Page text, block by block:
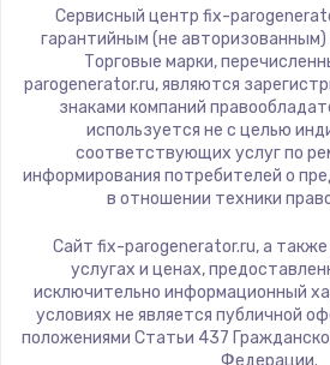
Заказать
Замена
300 руб.
Заказать
Замена
550 руб.
Заказать
Замена звуковой
Сервисный центр fix-
гарантийным (не
Торговые марки,
parogenerator.ru, являются
знаками компаний
используется не с целью
соответствующих услуг по
информирования потребителей о
в отношении техники
Сайт fix-parogenerator.ru, а
услугах и ценах,
исключительно информационный
условиях не является публичной
положениями Статьи 437
Федерации.